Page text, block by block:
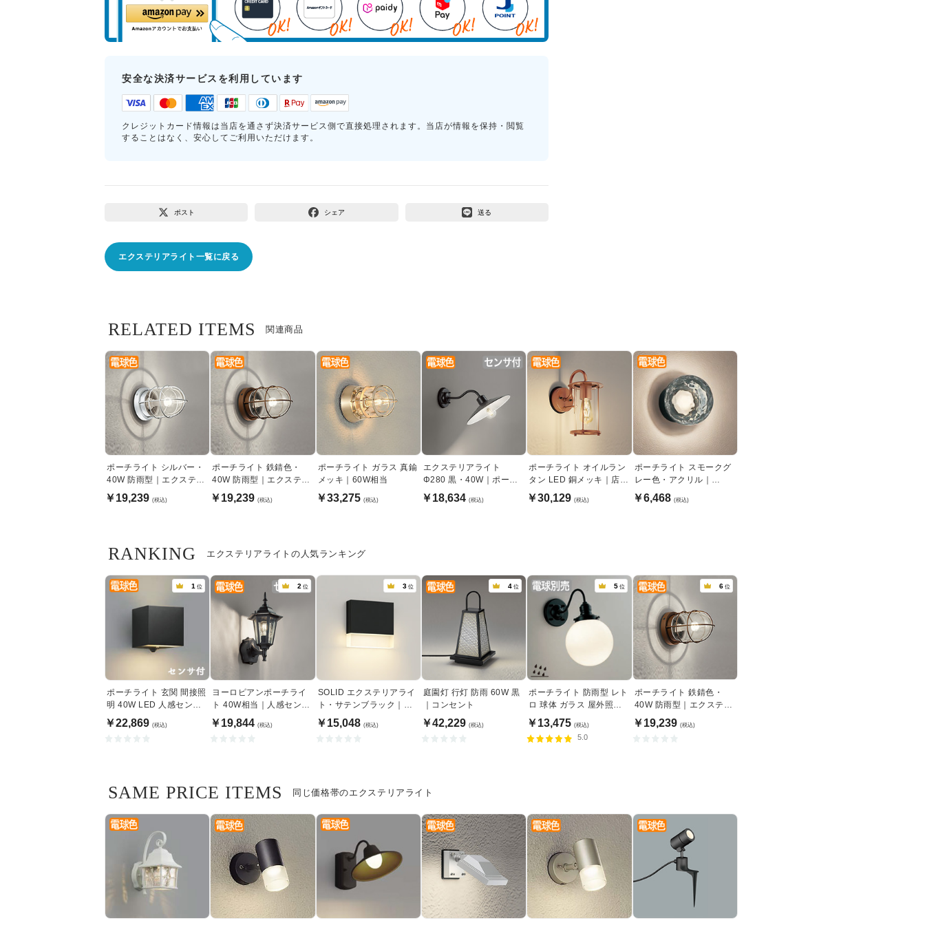
安全な決済サービスを利用しています
クレジットカード情報は当店を通さず決済サービス側で直接処理されます。当店が情報を保持・閲覧
することはなく、安心してご利用いただけます。
ポスト シェア 送る
エクステリアライト一覧に戻る
関連商品
RELATED ITEMS
ポーチライト シルバー・
40W 防雨型｜エクステリ
アライト
￥19,239 (税込)
ポーチライト 鉄錆色・
40W 防雨型｜エクステリ
アライト
￥19,239 (税込)
ポーチライト ガラス 真鍮
メッキ｜60W相当
￥33,275 (税込)
エクステリアライト
Φ280 黒・40W｜ポーチ
ライト
￥18,634 (税込)
ポーチライト オイルラン
タン LED 銅メッキ｜店舗
照明
￥30,129 (税込)
ポーチライト スモークグ
レー色・アクリル｜
60W・電球色
￥6,468 (税込)
エクステリアライトの人気ランキング
RANKING
1 位
ポーチライト 玄関 間接照
明 40W LED 人感センサ |
ブラック
￥22,869 (税込)
2 位
ヨーロピアンポーチライ
ト 40W相当｜人感センサ
付
￥19,844 (税込)
3 位
SOLID エクステリアライ
ト・サテンブラック｜
40W相当
￥15,048 (税込)
4 位
庭園灯 行灯 防雨 60W 黒
｜コンセント
￥42,229 (税込)
5 位
ポーチライト 防雨型 レト
ロ 球体 ガラス 屋外照明
｜エクステリアライト
￥13,475 (税込)
5.0
6 位
ポーチライト 鉄錆色・
40W 防雨型｜エクステリ
アライト
￥19,239 (税込)
同じ価格帯のエクステリアライト
SAME PRICE ITEMS